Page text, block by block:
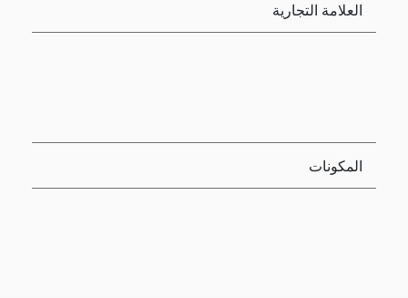
العلامة التجارية
المكونات